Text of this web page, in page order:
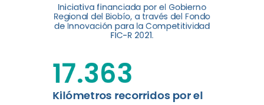
tres años acercando la salud
digital a los habitantes...
Leer más
Iniciativa financiada por el Gobierno
Regional del Biobío, a través del Fondo
de Innovación para la Competitividad
FIC-R 2021.
Kilómetros recorridos por el
17.363